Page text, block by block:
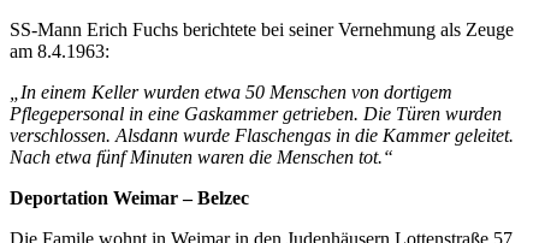
SS-Mann Erich Fuchs berichtete bei seiner Vernehmung als Zeuge
am 8.4.1963:
„In einem Keller wurden etwa 50 Menschen von dortigem
Pflegepersonal in eine Gaskammer getrieben. Die Türen wurden
verschlossen. Alsdann wurde Flaschengas in die Kammer geleitet.
Nach etwa fünf Minuten waren die Menschen tot.“
Deportation Weimar – Belzec
Die Famile wohnt in Weimar in den Judenhäusern Lottenstraße 57